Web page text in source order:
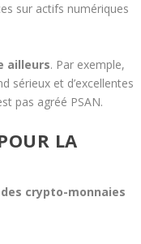
sur actifs numériques
ailleurs. Par exemple,
sérieux et d’excellentes
pas agréé PSAN.
LA
crypto-monnaies